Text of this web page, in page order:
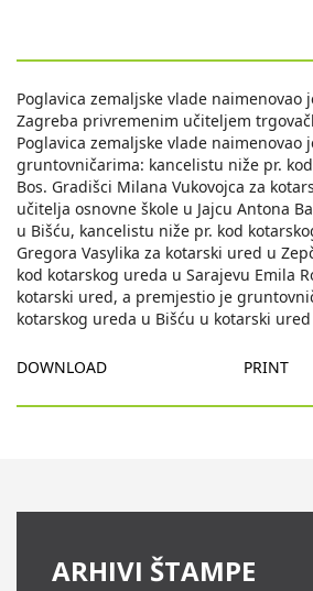
Poglavica zemaljske vlade naimenovao
Zagreba privremenim učiteljem
Poglavica zemaljske vlade naimenovao
gruntovničarima: kancelistu niže pr.
Bos. Gradišci Milana Vukovojca za
učitelja osnovne škole u Jajcu Antona
u Bišću, kancelistu niže pr. kod
Gregora Vasуlika za kotarski ured u
kod kotarskog ureda u Sarajevu Emila
kotarski ured, a premjestio je
kotarskog ureda u Bišću u kotarski
DOWNLOAD PRINT
ARHIVI ŠTAMPE